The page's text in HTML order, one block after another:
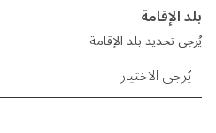
بلد الإقامة
يُرجى تحديد بلد الإقامة
يُرجى الاختيار